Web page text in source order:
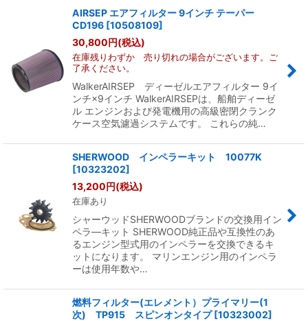
AIRSEP エアフィルター 9インチ テーパー
CD196 [10508109]
30,800円(税込)
在庫残りわずか 売り切れの場合がございます。ご
了承ください。
WalkerAIRSEP ディーゼルエアフィルター 9イ
ンチ×9インチ WalkerAIRSEPは、船舶ディーゼ
ル エンジンおよび発電機用の高級密閉クランク
ケース空気濾過システムです。 これらの純…
SHERWOOD インペラーキット 10077K
[10323202]
13,200円(税込)
在庫あり
シャーウッドSHERWOODブランドの交換用イン
ペラ―キット SHERWOOD純正品や互換性のあ
るエンジン型式用のインペラーを交換できるキ
ットになります。 マリンエンジン用のインペラ
ーは使用年数や…
燃料フィルター(エレメント）プライマリー(1
次) TP915 スピンオンタイプ [10323002]